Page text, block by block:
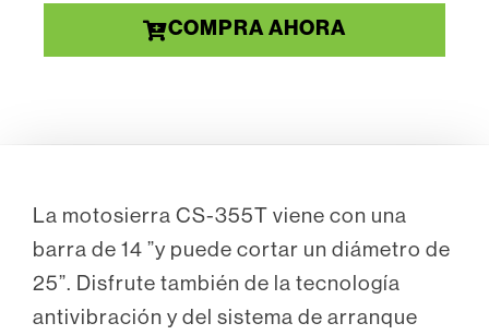
COMPRA AHORA
La motosierra CS-355T viene con una
barra de 14 ”y puede cortar un diámetro de
25”. Disfrute también de la tecnología
antivibración y del sistema de arranque